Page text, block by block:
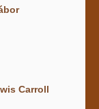
Carroll